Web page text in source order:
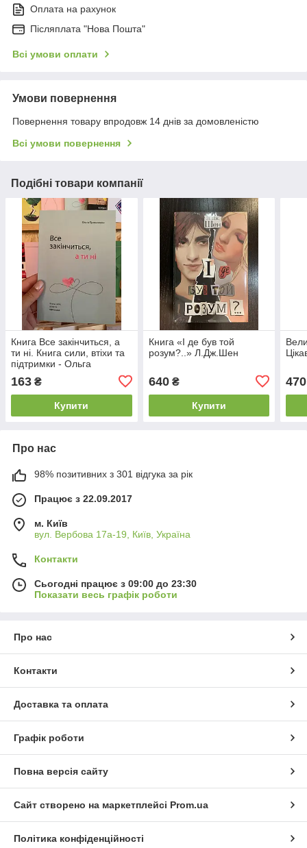
Оплата на рахунок
Післяплата "Нова Пошта"
Всі умови оплати
Умови повернення
Повернення товару впродовж 14 днів за домовленістю
Всі умови повернення
Подібні товари компанії
Книга Все закінчиться, а
ти ні. Книга сили, втіхи та
підтримки - Ольга
163 ₴
Купити
Книга «І де був той
розум?..» Л.Дж.Шен
640₴
Купити
470
Про нас
98% позитивних з 301 відгука за рік
Працює з 22.09.2017
м. Київ
вул. Вербова 17а-19, Київ, Україна
Контакти
Сьогодні працює з 09:00 до 23:30
Показати весь графік роботи
Про нас
Контакти
Доставка та оплата
Графік роботи
Повна версія сайту
Сайт створено на маркетплейсі Prom.ua
Політика конфіденційності